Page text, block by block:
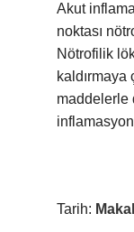
Akut
noktası
Nötrofilik
kaldırmaya
maddelerle
Tarih: